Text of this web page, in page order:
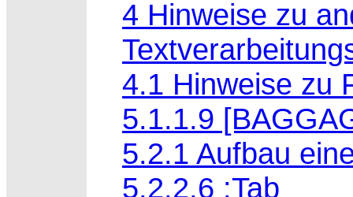
4 Hinweise zu
4.1 Hinweise zu
5.1.1.9
5.2.1 Aufbau
5.2.2.6 :Tab